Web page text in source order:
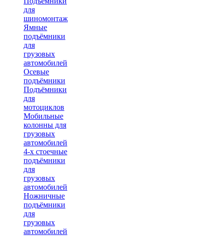
для
шиномонтажа
Ямные
подъёмники
для
грузовых
автомобилей
Осевые
подъёмники
Подъёмники
для
мотоциклов
Мобильные
колонны для
грузовых
автомобилей
4-х стоечные
подъёмники
для
грузовых
автомобилей
Ножничные
подъёмники
для
грузовых
автомобилей